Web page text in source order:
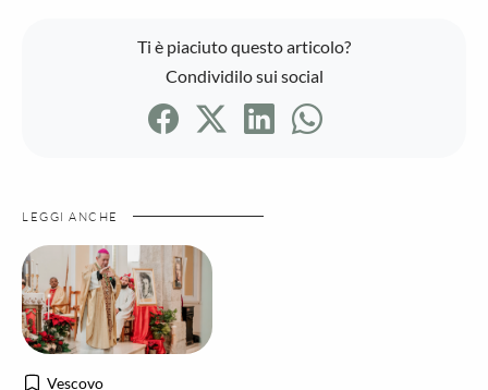
Ti è piaciuto questo articolo?
Condividilo sui social
LEGGI ANCHE
Vescovo